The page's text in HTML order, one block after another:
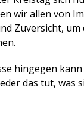
wir allen von
Zuversicht,
hingegen
das tut, was